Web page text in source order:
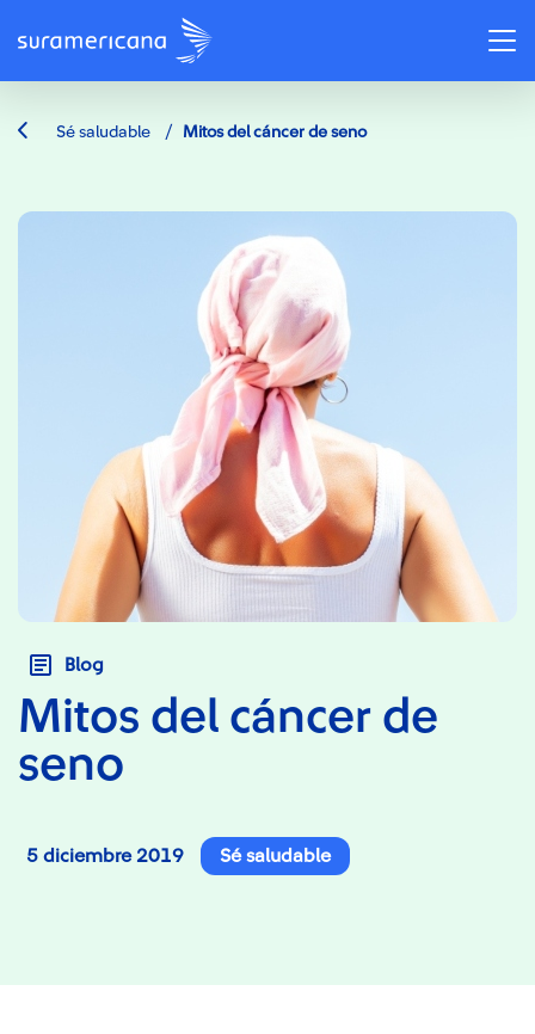
Sé saludable / Mitos del cáncer de seno
Blog
Mitos del cáncer de
seno
5 diciembre 2019 Sé saludable